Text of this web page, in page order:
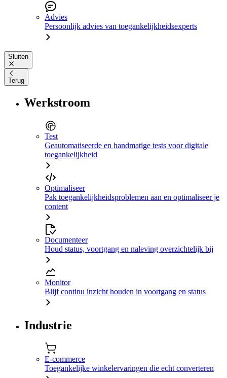
Advies
Persoonlijk advies van toegankelijkheidsexperts
Sluiten
Terug
Werkstroom
Test
Geautomatiseerde en handmatige tests voor digitale
toegankelijkheid
Optimaliseer
Pak toegankelijkheidsproblemen aan en optimaliseer je
content
Documenteer
Houd status, voortgang en naleving overzichtelijk bij
Monitor
Blijf continu inzicht houden in voortgang en status
Industrie
E-commerce
Toegankelijke winkelervaringen die echt converteren